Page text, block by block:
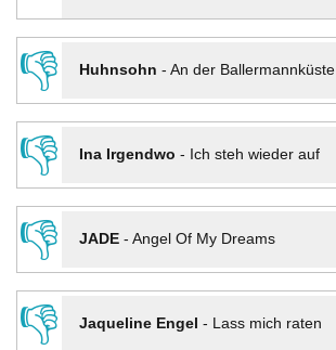
👎
Huhnsohn - An der Ballermannküste
👎
Ina Irgendwo - Ich steh wieder auf
👎
JADE- Angel Of My Dreams
👎
Jaqueline Engel - Lass mich raten